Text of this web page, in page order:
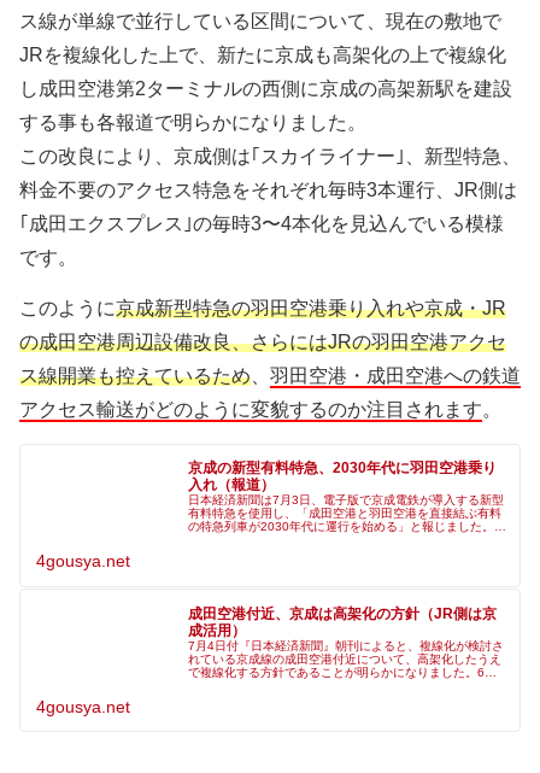
ス線が単線で並行している区間について、現在の敷地で
JRを複線化した上で、新たに京成も高架化の上で複線化
し成田空港第2ターミナルの西側に京成の高架新駅を建設
する事も各報道で明らかになりました。
この改良により、京成側は｢スカイライナー｣、新型特急、
料金不要のアクセス特急をそれぞれ毎時3本運行、JR側は
｢成田エクスプレス｣の毎時3〜4本化を見込んでいる模様
です。
このように京成新型特急の羽田空港乗り入れや京成・JR
の成田空港周辺設備改良、さらにはJRの羽田空港アクセ
ス線開業も控えているため
羽田空港・成田空港への鉄道
アクセス輸送がどのように変貌するのか注目されます。
京成の新型有料特急、2030年代に羽田空港乗り
入れ（報道）
日本経済新聞は7月3日、電子版で京成電鉄が導入する新型
有料特急を使用し、「成田空港と羽田空港を直接結ぶ有料
の特急列車が2030年代に運行を始める」と報じました。京
4gousya.net
成田空港付近、京成は高架化の方針（JR側は京
成活用）
7月4日付『日本経済新聞』朝刊によると、複線化が検討さ
れている京成線の成田空港付近について、高架化したうえ
で複線化する方針であることが明らかになりました。6日
4gousya.net